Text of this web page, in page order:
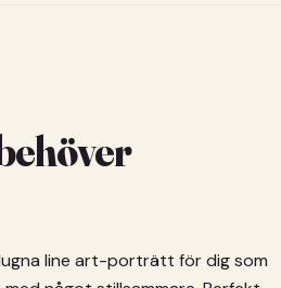
line art-porträtt för dig som